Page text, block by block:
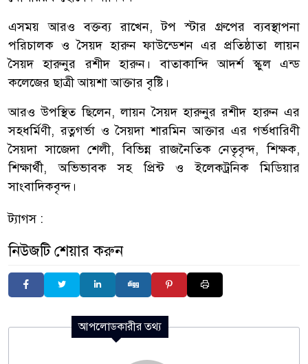
এসময় আরও বক্তব্য রাখেন, টপ স্টার গ্রুপের ব্যবস্থাপনা
পরিচালক ও সৈয়দ হারুন ফাউন্ডেশন এর প্রতিষ্ঠাতা লায়ন
সৈয়দ হারুনুর রশীদ হারুন। বাতাকান্দি আদর্শ স্কুল এন্ড
কলেজের ছাত্রী আয়শা আক্তার বৃষ্টি।
আরও উপস্থিত ছিলেন, লায়ন সৈয়দ হারুনুর রশীদ হারুন এর
সহধর্মিণী, রত্নগর্ভা ও সৈয়দা শারমিন আক্তার এর গর্ভধারিণী
সৈয়দা সাজেদা শেলী, বিভিন্ন রাজনৈতিক নেতৃবৃন্দ, শিক্ষক,
শিক্ষার্থী, অভিভাবক সহ প্রিন্ট ও ইলেকট্রনিক মিডিয়ার
সাংবাদিকবৃন্দ।
ট্যাগস :
নিউজটি শেয়ার করুন
আপলোডকারীর তথ্য